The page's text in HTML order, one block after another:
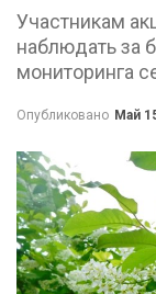
Участникам
наблюдать за
мониторинга
Опубликовано Май